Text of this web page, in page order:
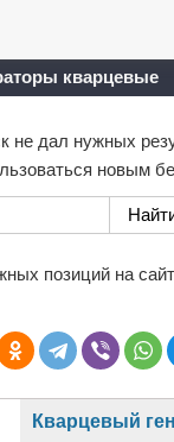
кварцевые
не дал нужных
новым
позиций на
Кварцевый